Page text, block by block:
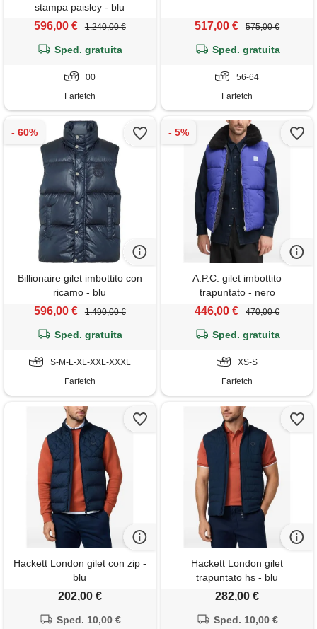
stampa paisley - blu
596,00 € 1.240,00 €
Sped. gratuita
00
Farfetch
517,00 € 575,00 €
Sped. gratuita
56-64
Farfetch
Billionaire gilet imbottito con
ricamo - blu
596,00 € 1.490,00 €
Sped. gratuita
S-M-L-XL-XXL-XXXL
Farfetch
A.P.C. gilet imbottito
trapuntato - nero
446,00 € 470,00 €
Sped. gratuita
XS-S
Farfetch
Hackett London gilet con zip -
blu
202,00 €
Sped. 10,00 €
Hackett London gilet
trapuntato hs - blu
282,00 €
Sped. 10,00 €